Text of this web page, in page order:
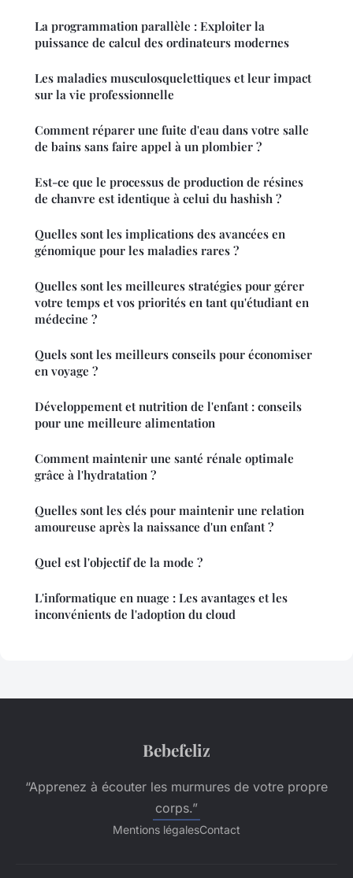
La programmation parallèle : Exploiter la
puissance de calcul des ordinateurs modernes
Les maladies musculosquelettiques et leur impact
sur la vie professionnelle
Comment réparer une fuite d'eau dans votre salle
de bains sans faire appel à un plombier ?
Est-ce que le processus de production de résines
de chanvre est identique à celui du hashish ?
Quelles sont les implications des avancées en
génomique pour les maladies rares ?
Quelles sont les meilleures stratégies pour gérer
votre temps et vos priorités en tant qu'étudiant en
médecine ?
Quels sont les meilleurs conseils pour économiser
en voyage ?
Développement et nutrition de l'enfant : conseils
pour une meilleure alimentation
Comment maintenir une santé rénale optimale
grâce à l'hydratation ?
Quelles sont les clés pour maintenir une relation
amoureuse après la naissance d'un enfant ?
Quel est l'objectif de la mode ?
L'informatique en nuage : Les avantages et les
inconvénients de l'adoption du cloud
Bebefeliz
“Apprenez à écouter les murmures de votre propre
corps.”
Mentions légalesContact